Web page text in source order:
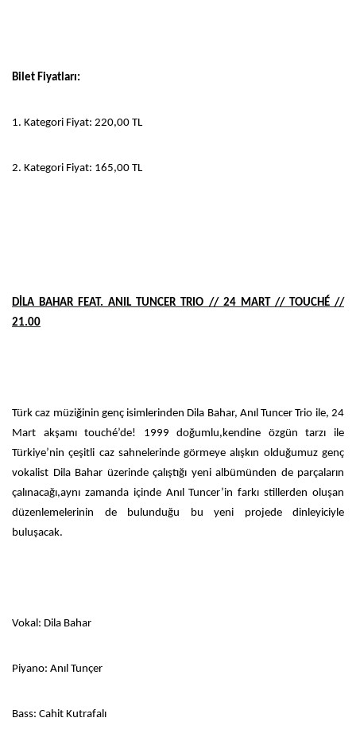
Bilet Fiyatları:
1. Kategori Fiyat: 220,00 TL
2. Kategori Fiyat: 165,00 TL
DİLA BAHAR FEAT. ANIL TUNCER TRIO // 24 MART // TOUCHÉ //
21.00
Türk caz müziğinin genç isimlerinden Dila Bahar, Anıl Tuncer Trio ile, 24
Mart akşamı touché’de! 1999 doğumlu,kendine özgün tarzı ile
Türkiye’nin çeşitli caz sahnelerinde görmeye alışkın olduğumuz genç
vokalist Dila Bahar üzerinde çalıştığı yeni albümünden de parçaların
çalınacağı,aynı zamanda içinde Anıl Tuncer’in farkı stillerden oluşan
düzenlemelerinin de bulunduğu bu yeni projede dinleyiciyle
buluşacak.
Vokal: Dila Bahar
Piyano: Anıl Tunçer
Bass: Cahit Kutrafalı